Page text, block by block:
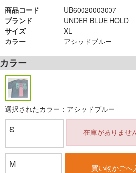
商品コード
UB60020003007
ブランド
UNDER BLUE HOLD
サイズ
XL
カラー
アシッドブルー
カラー
選択されたカラー：アシッドブルー
S 在庫がありませ
M 買い物かごへ